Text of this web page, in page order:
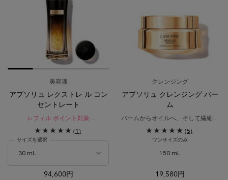
美容液
アプソリュ レクストレ ル コン
セントレート
レフィル ポイント対象
溢れた「調和美」へ導く美容液。
心地よさを追求したテクスチャーと
(1)
サイズを選択
94,600円
クレンジング
アプソリュ クレンジング バー
ム
バームからオイルへ、そして繊細な
(5)
ワンサイズのみ
150 mL
19,580円